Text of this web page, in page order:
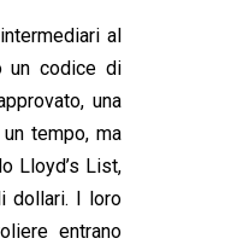
al
un codice di
una
tempo, ma
Lloyd’s List,
dollari. I loro
entrano